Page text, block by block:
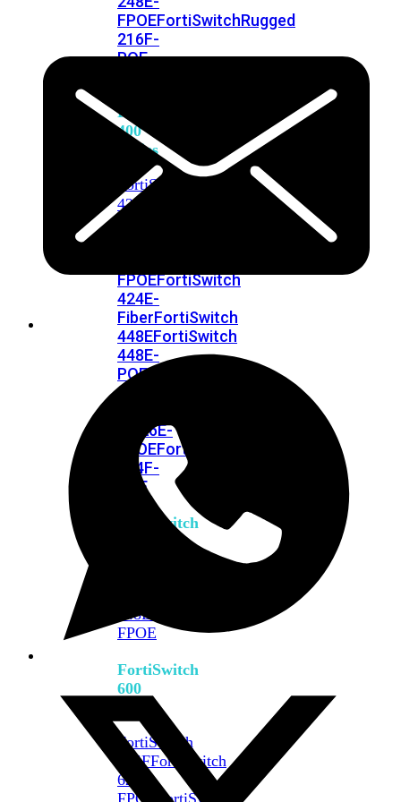
FPOEFortiSwitchRugged
216F-
POE
FortiSwitch
400
Series
FortiSwitch
424E
FPOEFortiSwitch
424E-
FiberFortiSwitch
448EFortiSwitch
448E-
POEFortiSwitch
448E-
M426E-
FPOEFortiSwitchRugged
424F-
POE
FortiSwitch
548D-
FPOE
FortiSwitch
600
Series
FortiSwitch
624FFortiSwitch
624F-
FPOE
FortiSwitch